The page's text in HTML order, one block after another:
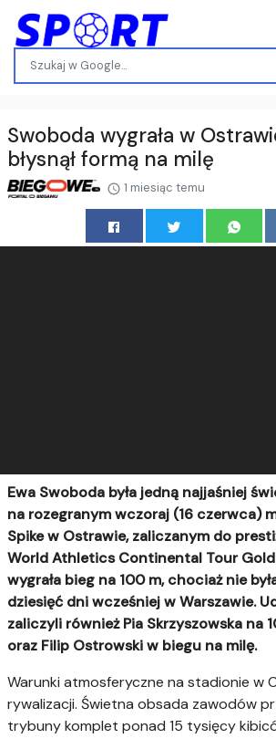
Swoboda wygrała w
błysnął formą na milę
1 miesiąc temu
Ewa Swoboda była jedną najjaśniej
na rozegranym wczoraj (16 czerwca)
Spike w Ostrawie, zaliczanym do
World Athletics Continental Tour
wygrała bieg na 100 m, chociaż nie
dziesięć dni wcześniej w Warszawie.
zaliczyli również Pia Skrzyszowska na
oraz Filip Ostrowski w biegu na milę.
Warunki atmosferyczne na stadionie w
rywalizacji. Świetna obsada zawodów
trybuny komplet ponad 15 tysięcy